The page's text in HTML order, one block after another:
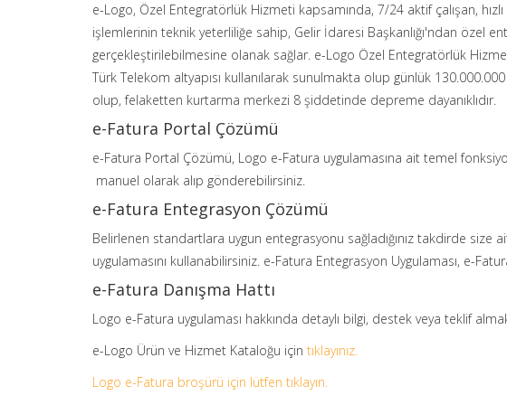
e-Logo, Özel Entegratörlük Hizmeti kapsamında, 7/24 aktif çalışan,
işlemlerinin teknik yeterliliğe sahip, Gelir İdaresi Başkanlığı'ndan özel
gerçekleştirilebilmesine olanak sağlar. e-Logo Özel Entegratörlük
Türk Telekom altyapısı kullanılarak sunulmakta olup günlük
olup, felaketten kurtarma merkezi 8 şiddetinde depreme dayanıklıdır.
e-Fatura Portal Çözümü
e-Fatura Portal Çözümü, Logo e-Fatura uygulamasına ait temel
manuel olarak alıp gönderebilirsiniz.
e-Fatura Entegrasyon Çözümü
Belirlenen standartlara uygun entegrasyonu sağladığınız takdirde size
uygulamasını kullanabilirsiniz. e-Fatura Entegrasyon Uygulaması, e-
e-Fatura Danışma Hattı
Logo e-Fatura uygulaması hakkında detaylı bilgi, destek veya teklif
e-Logo Ürün ve Hizmet Kataloğu için tıklayınız.
Logo e-Fatura broşürü için lütfen tıklayın.